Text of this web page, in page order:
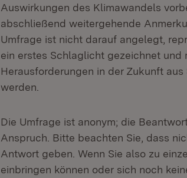
Auswirkungen des Klimawandels
abschließend weitergehende
Umfrage ist nicht darauf angelegt,
ein erstes Schlaglicht gezeichnet
Herausforderungen in der Zukunft
werden.
Die Umfrage ist anonym; die
Anspruch. Bitte beachten Sie, dass
Antwort geben. Wenn Sie also zu
einbringen können oder sich noch